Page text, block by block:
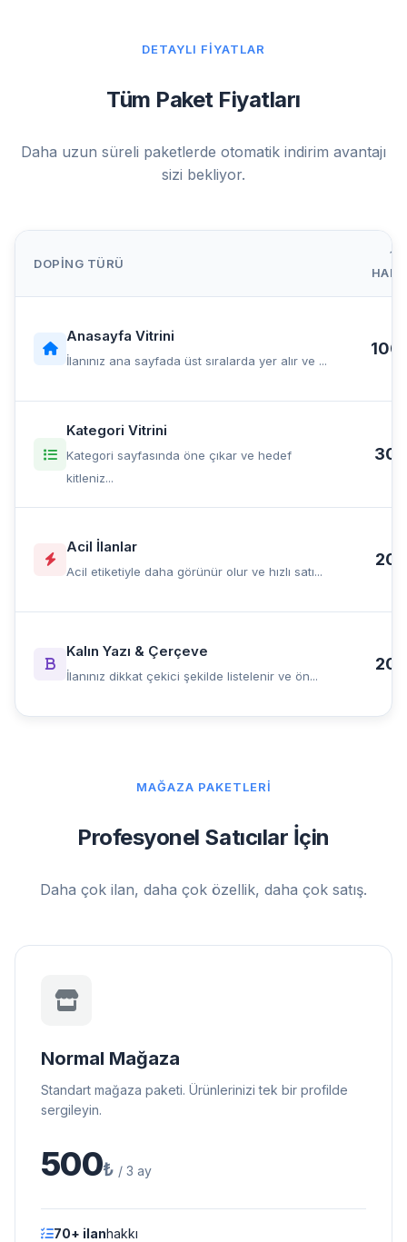
DETAYLI FIYATLAR
Tüm Paket Fiyatları
Daha uzun süreli paketlerde otomatik indirim avantajı
sizi bekliyor.
DOPING TÜRÜ
1
Anasayfa Vitrini
İlanınız ana sayfada üst sıralarda yer alır ve ...
100
Kategori Vitrini
Kategori sayfasında öne çıkar ve hedef
kitleniz...
30
Acil İlanlar
Acil etiketiyle daha görünür olur ve hızlı satı...
20
Kalın Yazı & Çerçeve
İlanınız dikkat çekici şekilde listelenir ve ön...
20
MAĞAZA PAKETLERI
Profesyonel Satıcılar İçin
Daha çok ilan, daha çok özellik, daha çok satış.
Normal Mağaza
Standart mağaza paketi. Ürünlerinizi tek bir profilde
sergileyin.
500₺ / 3 ay
70+ ilanhakkı